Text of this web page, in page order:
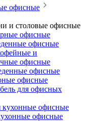
офисные
и столовые офисные
офисные
офисные
и
офисные
офисные
офисные
для офисных
кухонные офисные
офисные